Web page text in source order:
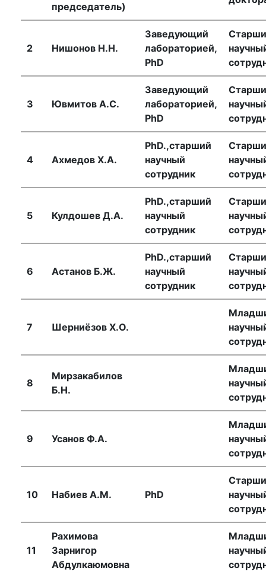
председатель)
2 Нишонов Н.Н.
Заведующий
лабораторией,
PhD
3 Ювмитов А.С.
Заведующий
лабораторией,
PhD
4 Ахмедов Х.А.
PhD.,старший
научный
сотрудник
5 Кулдошев Д.А.
PhD.,старший
научный
сотрудник
6 Астанов Б.Ж.
PhD.,старший
научный
сотрудник
7 Шерниёзов Х.О.
8
Мирзакабилов
Б.Н.
9 Усанов Ф.А.
10 Набиев А.М. PhD
11
Рахимова
Зарнигор
Абдулкаюмовна